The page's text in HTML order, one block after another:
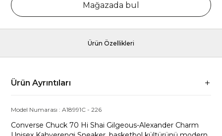
Mağazada bul
Ürün Özellikleri
Ürün Ayrıntıları
Model Numarası :A18991C -226
Converse Chuck 70 Hi Shai Gilgeous-Alexander Charm